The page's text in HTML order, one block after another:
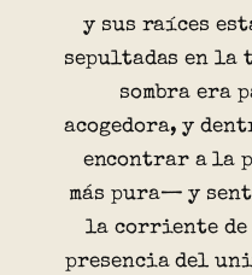
y sus raíces
sepultadas en la
sombra era
acogedora, y
encontrar a
más pura— y
la corriente de
presencia del